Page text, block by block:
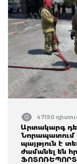
47150
Արտակարգ
Նորապատում
պայթյուն է
ժամանել են